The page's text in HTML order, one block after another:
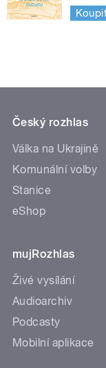
Český rozhlas
Válka na Ukrajině
Komunální volby
Stanice
eShop
mujRozhlas
Živé vysílání
Audioarchiv
Podcasty
Mobilní aplikace